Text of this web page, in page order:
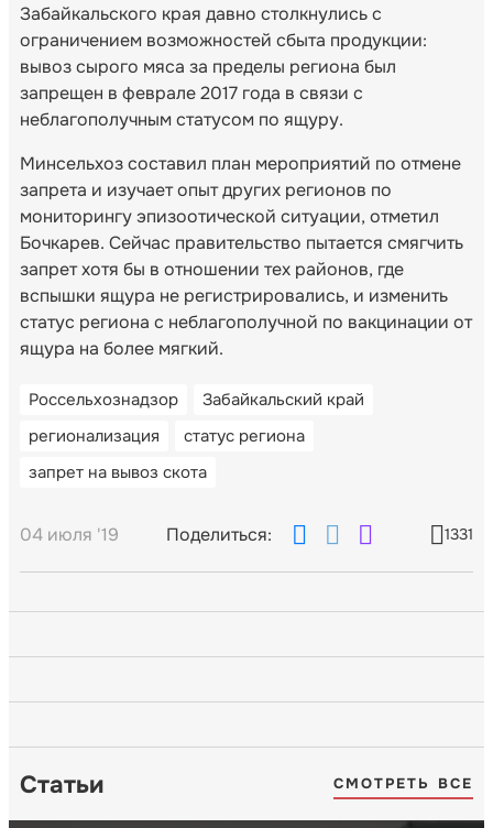
Забайкальского края давно столкнулись с
ограничением возможностей сбыта продукции:
вывоз сырого мяса за пределы региона был
запрещен в феврале 2017 года в связи с
неблагополучным статусом по ящуру.
Минсельхоз составил план мероприятий по отмене
запрета и изучает опыт других регионов по
мониторингу эпизоотической ситуации, отметил
Бочкарев. Сейчас правительство пытается смягчить
запрет хотя бы в отношении тех районов, где
вспышки ящура не регистрировались, и изменить
статус региона с неблагополучной по вакцинации от
ящура на более мягкий.
Россельхознадзор
Забайкальский край
регионализация
статус региона
запрет на вывоз скота
04 июля '19 Поделиться: 1331
Статьи СМОТРЕТЬ ВСЕ